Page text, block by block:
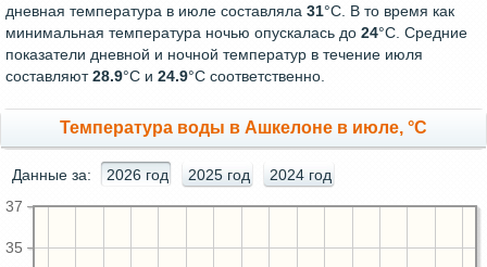
дневная температура в июле составляла 31°С. В то время как
минимальная температура ночью опускалась до 24°C. Средние
показатели дневной и ночной температур в течение июля
составляют28.9°С и 24.9°С соответственно.
Температура воды в Ашкелоне в июле, °C
Данные за: 2026 год 2025 год 2024 год
35
37